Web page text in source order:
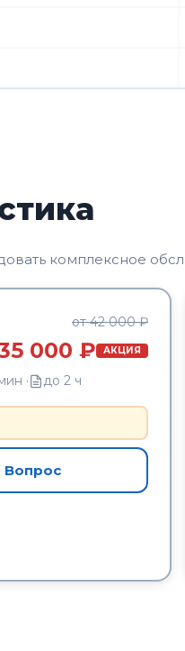
комплексное
от 42 000 ₽
000 ₽ АКЦИЯ
· до 2 ч
Вопрос